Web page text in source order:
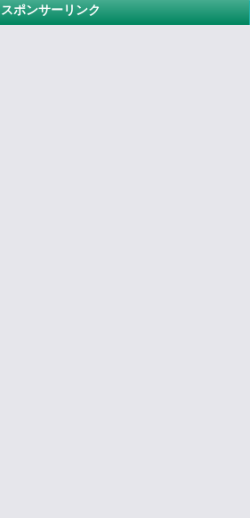
スポンサーリンク